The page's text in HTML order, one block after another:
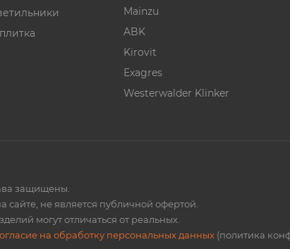
Mainzu
ABK
Kirovit
Exagres
Westerwalder Klinker
защищены.
не является публичной офертой.
могут отличаться от реальных.
на обработку персональных данных (политика